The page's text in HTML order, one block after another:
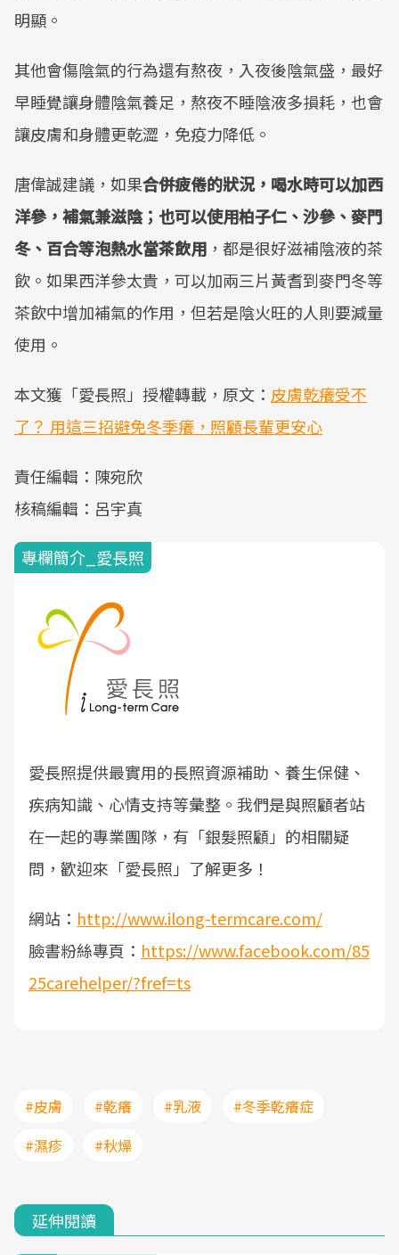
明顯。
其他會傷陰氣的行為還有熬夜，入夜後陰氣盛，最好
早睡覺讓身體陰氣養足，熬夜不睡陰液多損耗，也會
讓皮膚和身體更乾澀，免疫力降低。
唐偉誠建議，如果合併疲倦的狀況，喝水時可以加西
洋參，補氣兼滋陰；也可以使用柏子仁、沙參、麥門
冬、百合等泡熱水當茶飲用 ，都是很好滋補陰液的茶
飲。如果西洋參太貴，可以加兩三片黃耆到麥門冬等
茶飲中增加補氣的作用，但若是陰火旺的人則要減量
使用。
本文獲「愛長照」授權轉載，原文： 皮膚乾癢受不
了？ 用這三招避免冬季癢，照顧長輩更安心
責任編輯：陳宛欣
核稿編輯：呂宇真
專欄簡介_愛長照
愛長照提供最實用的長照資源補助、養生保健、
疾病知識、心情支持等彙整。我們是與照顧者站
在一起的專業團隊，有「銀髮照顧」的相關疑
問，歡迎來「愛長照」了解更多！
網站： http://www.ilong-termcare.com/
臉書粉絲專頁： https://www.facebook.com/85
25carehelper/?fref=ts
#皮膚 #乾癢 #乳液
#冬季乾癢症
#濕疹
#秋燥
延伸閱讀